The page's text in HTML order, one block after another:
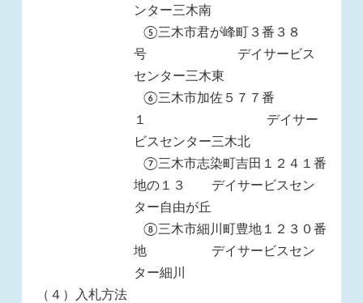
ンター三木南
⑤三木市君が峰町３番３８
号 デイサービス
センター三木東
⑥三木市加佐５７７番
１ デイサー
ビスセンター三木北
⑦三木市志染町吉田１２４１番
地の１３ デイサービスセン
ター自由が丘
⑧三木市細川町豊地１２３０番
地 デイサービスセン
ター細川
（４）入札方法